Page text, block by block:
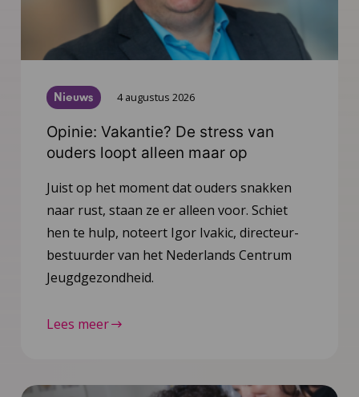
Nieuws 4 augustus 2026
Opinie: Vakantie? De stress van
ouders loopt alleen maar op
Juist op het moment dat ouders snakken
naar rust, staan ze er alleen voor. Schiet
hen te hulp, noteert Igor Ivakic, directeur-
bestuurder van het Nederlands Centrum
Jeugdgezondheid.
Lees meer